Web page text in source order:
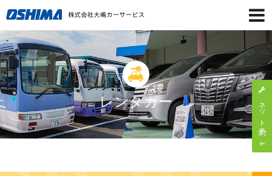
レンタカー ネット予約